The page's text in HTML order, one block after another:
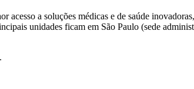
acesso a soluções médicas e de saúde
unidades ficam em São Paulo (sede
.